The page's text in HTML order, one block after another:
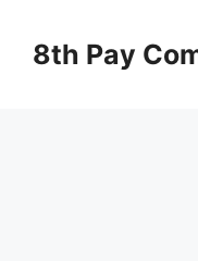
content8th Pay